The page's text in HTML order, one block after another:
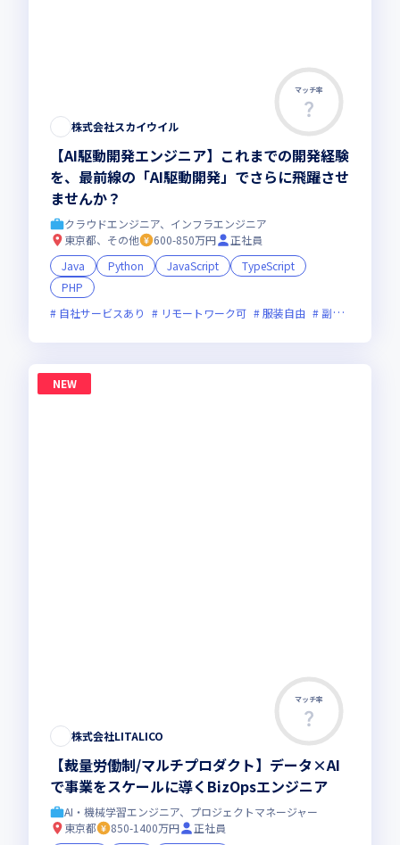
マッチ率
株式会社スカイウイル
【AI駆動開発エンジニア】これまでの開発経験
を、最前線の「AI駆動開発」でさらに飛躍させ
ませんか？
クラウドエンジニア、インフラエンジニア
東京都、その他
600-850万円
正社員
Java
Python JavaScript
TypeScript
PHP
自社サービスあり
リモートワーク可 服装自由 副業可
NEW
マッチ率
株式会社LITALICO
【裁量労働制/マルチプロダクト】データ×AI
で事業をスケールに導くBizOpsエンジニア
AI・機械学習エンジニア、プロジェクトマネージャー
東京都
850-1400万円
正社員